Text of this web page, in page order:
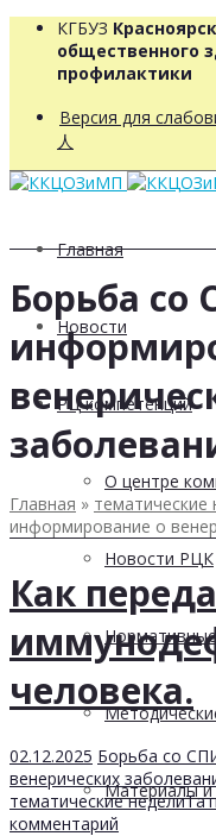
КГБУЗ
общественного
профилактики
Версия для
人
Главная
Новости
РЦ компетенций
О центре
Новости РЦК
Материалы и
Борьба
Главная » тематические
информирование о
Как
человека.
02.12.2025 Борьба со
венерических
тематические недели
комментарий